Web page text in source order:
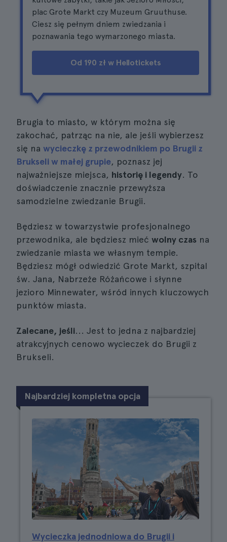
plac Grote Markt czy Muzeum Gruuthuse.
Ciesz się pełnym dniem zwiedzania i
poznawania tego wymarzonego miasta.
Od 190 zł w Hellotickets
Brugia to miasto, w którym można się
zakochać, patrząc na nie, ale jeśli wybierzesz
się na wycieczkę z przewodnikiem po Brugii z
Brukseli w małej grupie, poznasz jej
najważniejsze miejsca, historię i legendy. To
doświadczenie znacznie przewyższa
samodzielne zwiedzanie Brugii.
Będziesz w towarzystwie profesjonalnego
przewodnika, ale będziesz mieć wolny czas na
zwiedzanie miasta we własnym tempie.
Będziesz mógł odwiedzić Grote Markt, szpital
św. Jana, Nabrzeże Różańcowe i słynne
jezioro Minnewater, wśród innych kluczowych
punktów miasta.
Zalecane, jeśli... Jest to jedna z najbardziej
atrakcyjnych cenowo wycieczek do Brugii z
Brukseli.
Najbardziej kompletna opcja
Wycieczka jednodniowa do Brugii i